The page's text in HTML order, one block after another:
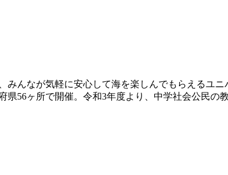
んなが気軽に安心して海を楽しんでもらえるユ
56ヶ所で開催。令和3年度より、中学社会公民の